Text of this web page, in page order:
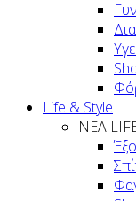
Life & Style
ΝΕΑ